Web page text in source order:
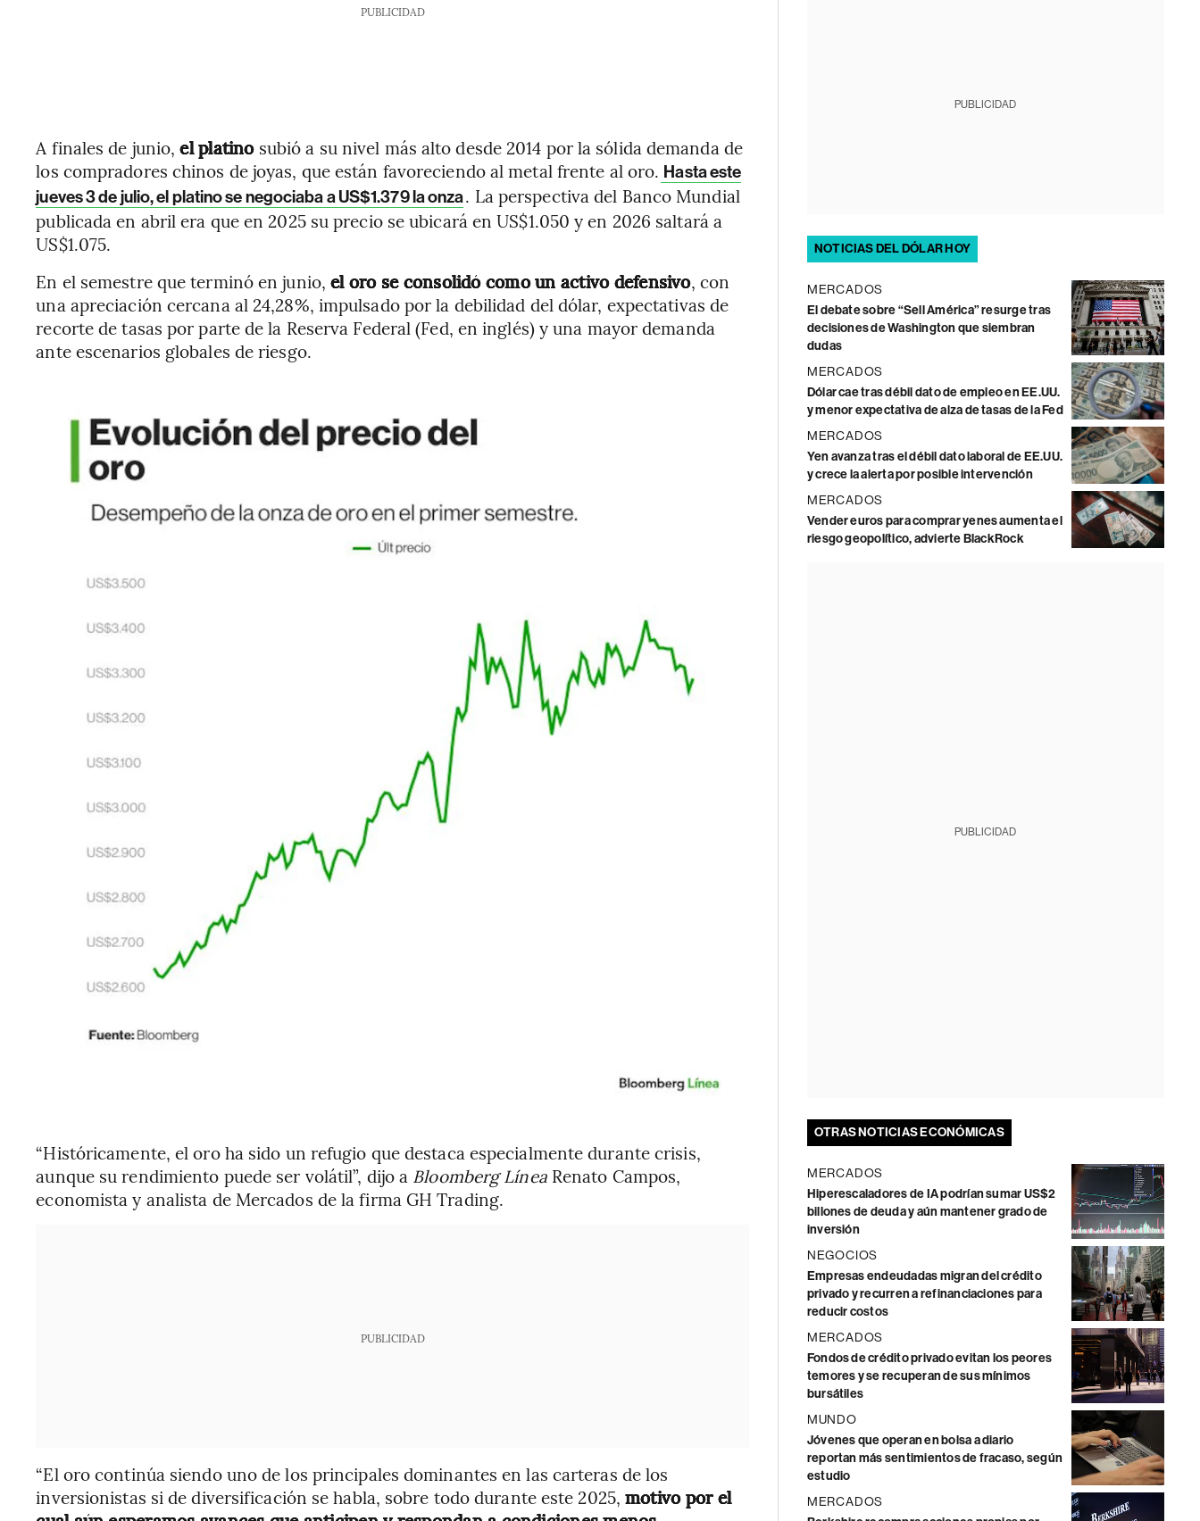
PUBLICIDAD
A finales de junio,el platinosubió a su nivel más alto desde 2014 por la sólida demanda de
los compradores chinos de joyas, que están favoreciendo al metal frente al oro. Hasta este
jueves 3 de julio, el platino se negociaba a US$1.379 la onza. La perspectiva del Banco Mundial
publicada en abril era que en 2025 su precio se ubicará en US$1.050 y en 2026 saltará a
US$1.075.
En el semestre que terminó en junio, el oro se consolidó como un activo defensivo, con
una apreciación cercana al 24,28%, impulsado por la debilidad del dólar, expectativas de
recorte de tasas por parte de la Reserva Federal (Fed, en inglés) y una mayor demanda
ante escenarios globales de riesgo.
“Históricamente, el oro ha sido un refugio que destaca especialmente durante crisis,
aunque su rendimiento puede ser volátil”, dijo a Bloomberg LíneaRenato Campos,
economista y analista de Mercados de la firma GH Trading.
PUBLICIDAD
“El oro continúa siendo uno de los principales dominantes en las carteras de los
inversionistas si de diversificación se habla, sobre todo durante este 2025,motivo por el
PUBLICIDAD
NOTICIAS DEL DÓLAR HOY
MERCADOS
El debate sobre “Sell América” resurge tras
decisiones de Washington que siembran
dudas
MERCADOS
Dólar cae tras débil dato de empleo en EE.UU.
y menor expectativa de alza de tasas de la Fed
MERCADOS
Yen avanza tras el débil dato laboral de EE.UU.
y crece la alerta por posible intervención
MERCADOS
Vender euros para comprar yenes aumenta el
riesgo geopolítico, advierte BlackRock
PUBLICIDAD
OTRAS NOTICIAS ECONÓMICAS
MERCADOS
Hiperescaladores de IA podrían sumar US$2
billones de deuda y aún mantener grado de
inversión
NEGOCIOS
Empresas endeudadas migran del crédito
privado y recurren a refinanciaciones para
reducir costos
MERCADOS
Fondos de crédito privado evitan los peores
temores y se recuperan de sus mínimos
bursátiles
MUNDO
Jóvenes que operan en bolsa a diario
reportan más sentimientos de fracaso, según
estudio
MERCADOS